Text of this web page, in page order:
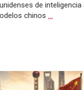
de
chinos …